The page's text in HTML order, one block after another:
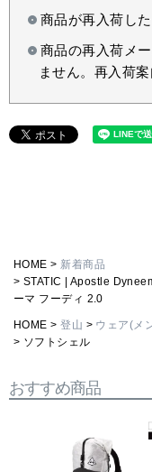
商品が再入荷し
商品の再入荷メ
ません。再入荷
HOME
新着商品
STATIC | Apostle
ーマ フーディ 2.0
HOME 登山 ウェア(メ
ソフトシェル
おすすめ商品